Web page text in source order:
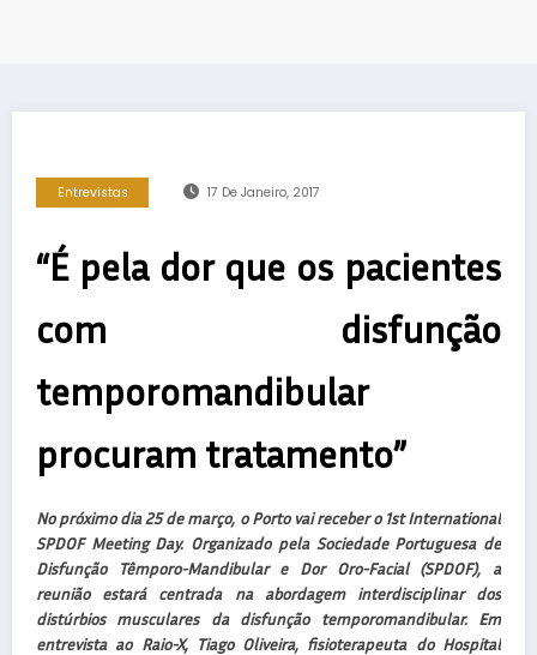
Entrevistas 17 De Janeiro, 2017
“É pela dor que os pacientes
com disfunção
temporomandibular
procuram tratamento”
No próximo dia 25 de março, o Porto vai receber o 1st International
SPDOF Meeting Day. Organizado pela Sociedade Portuguesa de
Disfunção Têmporo-Mandibular e Dor Oro-Facial (SPDOF), a
reunião estará centrada na abordagem interdisciplinar dos
distúrbios musculares da disfunção temporomandibular. Em
entrevista ao Raio-X, Tiago Oliveira, fisioterapeuta do Hospital